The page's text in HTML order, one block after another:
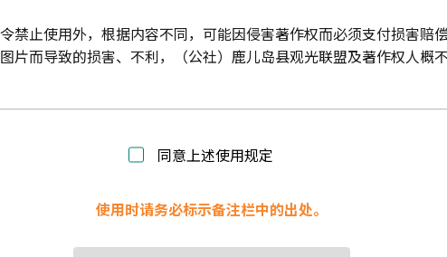
止使用外，根据内容不同，可能因侵害著作权而必须支付损害赔偿
而导致的损害、不利，（公社）鹿儿岛县观光联盟及著作权人概不
同意上述使用规定
使用时请务必标示备注栏中的出处。